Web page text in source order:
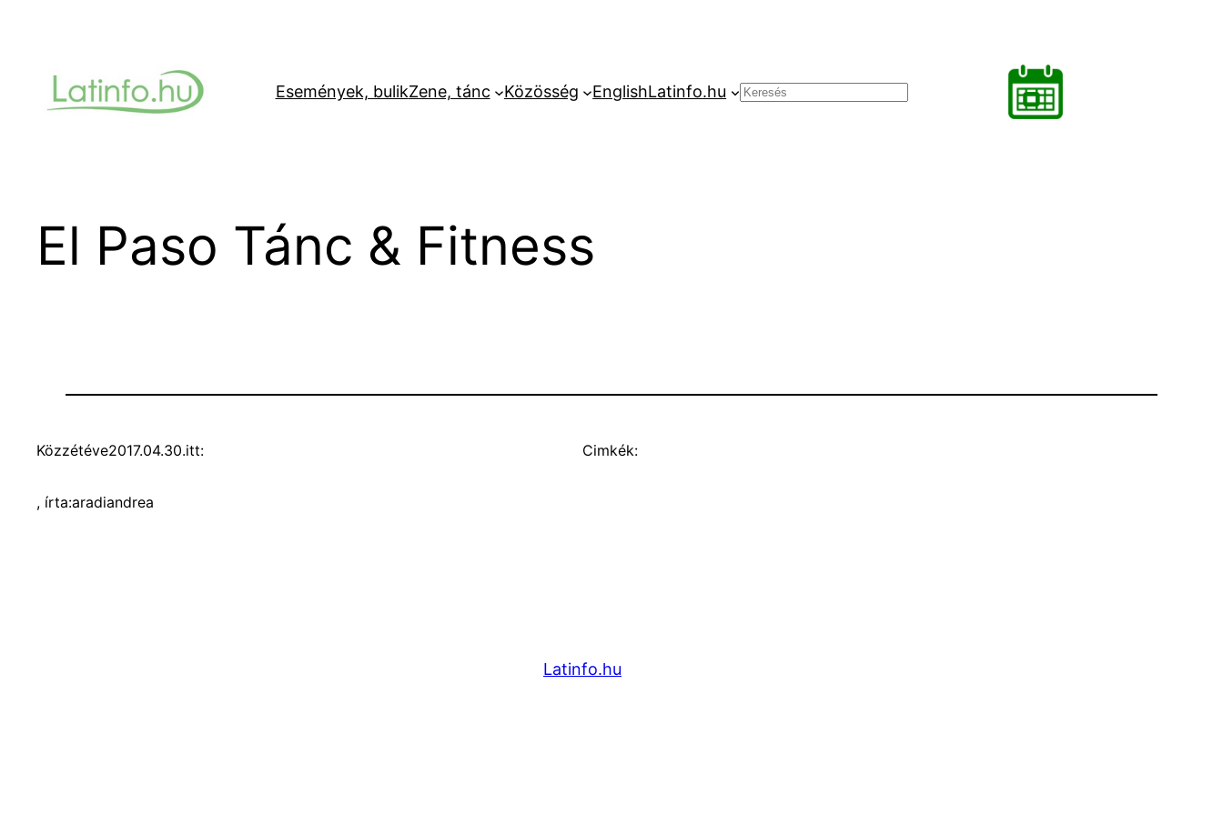
Események, bulikZene, tánc Közösség EnglishLatinfo.hu Keresés
El Paso Tánc & Fitness
Közzétéve2017.04.30.itt:
, írta:aradiandrea
Cimkék:
Latinfo.hu